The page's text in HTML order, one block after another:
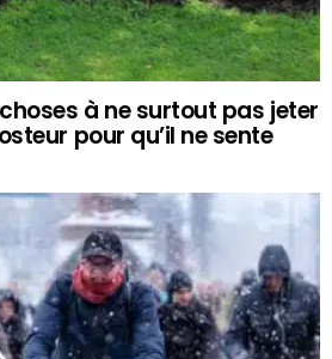
à ne surtout pas jeter
pour qu’il ne sente